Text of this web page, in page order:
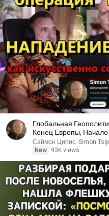
Глобальная
Конец Европы, Начало
Нетаниягу?
Саймон Ципис. Simon
New
93K views